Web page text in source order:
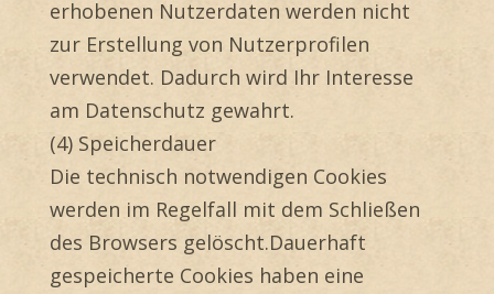
erhobenen Nutzerdaten werden nicht
zur Erstellung von Nutzerprofilen
verwendet. Dadurch wird Ihr Interesse
am Datenschutz gewahrt.
(4) Speicherdauer
Die technisch notwendigen Cookies
werden im Regelfall mit dem Schließen
des Browsers gelöscht.Dauerhaft
gespeicherte Cookies haben eine